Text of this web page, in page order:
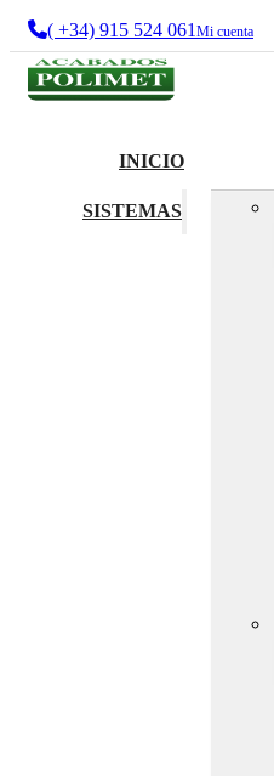
( +34) 915 524 061 Mi cuenta
INICIO
SISTEMAS